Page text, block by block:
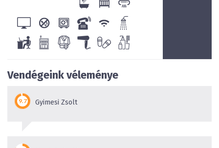
Vendégeink véleménye
Gyimesi Zsolt